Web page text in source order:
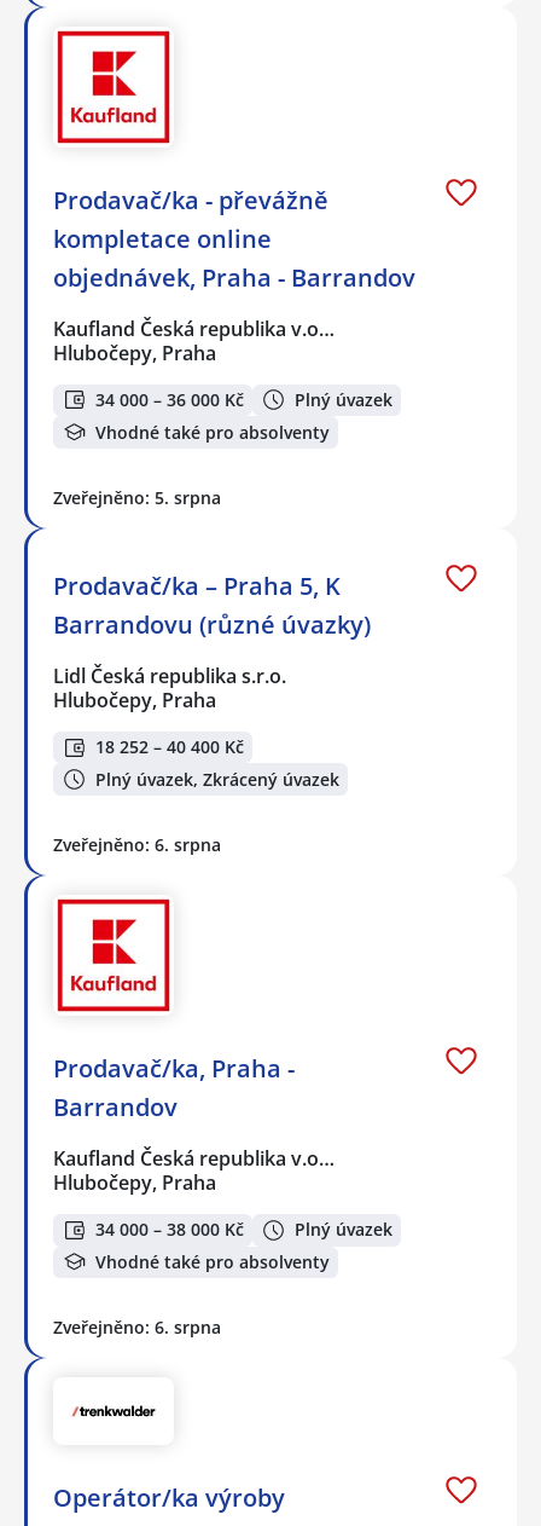
Prodavač/ka - převážně
kompletace online
objednávek, Praha - Barrandov
Kaufland Česká republika v.o…
Hlubočepy, Praha
34 000 – 36 000 Kč
Plný úvazek
Vhodné také pro absolventy
Zveřejněno: 5. srpna
Prodavač/ka – Praha 5, K
Barrandovu (různé úvazky)
Lidl Česká republika s.r.o.
Hlubočepy, Praha
18 252 – 40 400 Kč
Plný úvazek, Zkrácený úvazek
Zveřejněno: 6. srpna
Prodavač/ka, Praha -
Barrandov
Kaufland Česká republika v.o…
Hlubočepy, Praha
34 000 – 38 000 Kč
Plný úvazek
Vhodné také pro absolventy
Zveřejněno: 6. srpna
Operátor/ka výroby